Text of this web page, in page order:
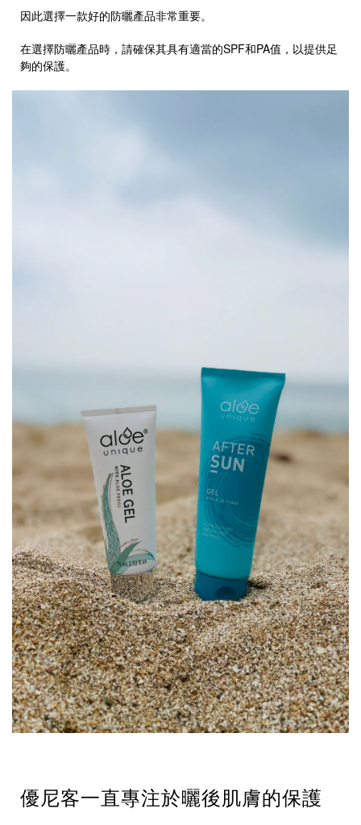
因此選擇一款好的防曬產品非常重要。
在選擇防曬產品時，請確保其具有適當的SPF和PA值，以提供足
夠的保護。
優尼客一直專注於曬後肌膚的保護